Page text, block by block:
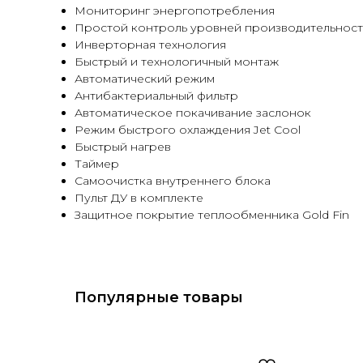
Мониторинг энергопотребления
Простой контроль уровней
Инверторная технология
Быстрый и технологичный монтаж
Автоматический режим
Антибактериальный фильтр
Автоматическое покачивание заслонок
Режим быстрого охлаждения Jet Cool
Быстрый нагрев
Таймер
Самоочистка внутреннего блока
Пульт ДУ в комплекте
Защитное покрытие теплообменника Gold Fin
Популярные товары